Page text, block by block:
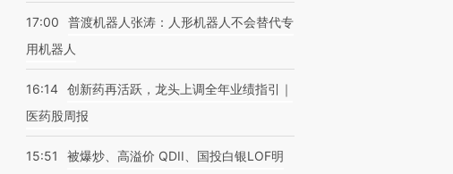
17:00
普渡机器人张涛：人形机器人不会替代专
用机器人
16:14 创新药再活跃，龙头上调全年业绩指引｜
医药股周报
15:51
被爆炒、高溢价 QDII、国投白银LOF明